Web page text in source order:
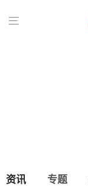

资讯 专题